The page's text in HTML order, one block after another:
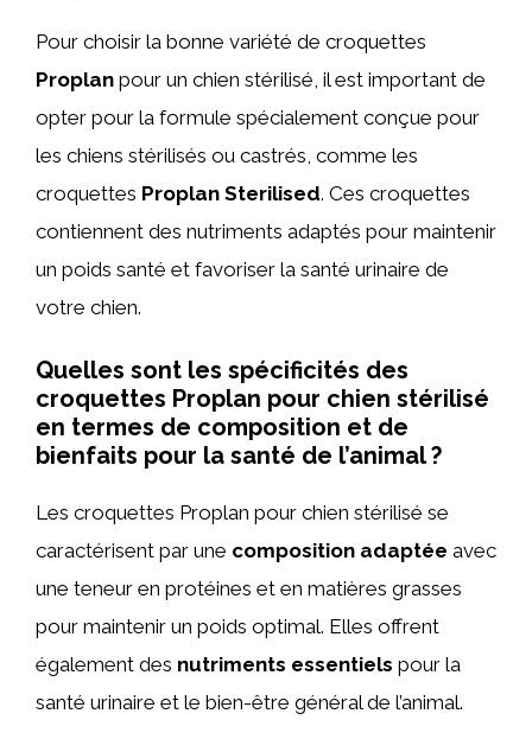
Pour choisir la bonne variété de croquettes
Proplan pour un chien stérilisé, il est important de
opter pour la formule spécialement conçue pour
les chiens stérilisés ou castrés, comme les
croquettes Proplan Sterilised. Ces croquettes
contiennent des nutriments adaptés pour maintenir
un poids santé et favoriser la santé urinaire de
votre chien.
Quelles sont les spécificités des
croquettes Proplan pour chien stérilisé
en termes de composition et de
bienfaits pour la santé de l’animal ?
Les croquettes Proplan pour chien stérilisé se
caractérisent par une composition adaptée avec
une teneur en protéines et en matières grasses
pour maintenir un poids optimal. Elles offrent
également des nutriments essentiels pour la
santé urinaire et le bien-être général de l’animal.